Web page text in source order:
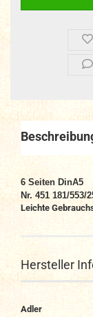
6 Seiten DinA5
Nr. 451 181/553/
Leichte
Hersteller
Adler